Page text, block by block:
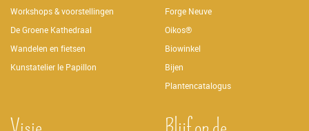
Workshops & voorstellingen
De Groene Kathedraal
Wandelen en fietsen
Kunstatelier le Papillon
Forge Neuve
Oikos®
Biowinkel
Bijen
Plantencatalogus